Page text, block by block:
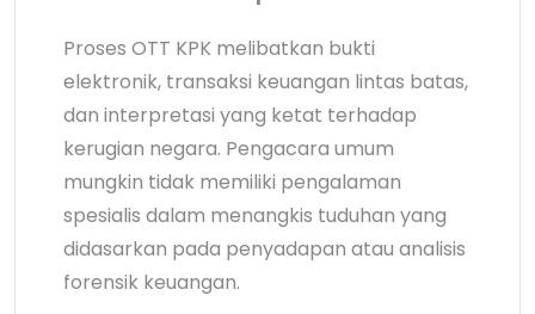
Proses OTT KPK melibatkan bukti
elektronik, transaksi keuangan lintas batas,
dan interpretasi yang ketat terhadap
kerugian negara. Pengacara umum
mungkin tidak memiliki pengalaman
spesialis dalam menangkis tuduhan yang
didasarkan pada penyadapan atau analisis
forensik keuangan.